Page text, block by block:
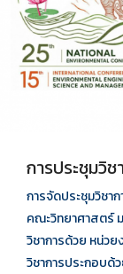
การประชุมวิ
การจัดประชุมวิชา
คณะวิทยาศาสตร์
วิชาการด้วย หน่ว
วิชาการประกอบ